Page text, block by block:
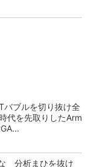
バブルを切り抜け全
代を先取りしたArm
分析まひを抜け